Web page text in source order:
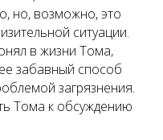
но, возможно, это
ситуации.
в жизни Тома,
забавный способ
загрязнения.
Тома к обсуждению